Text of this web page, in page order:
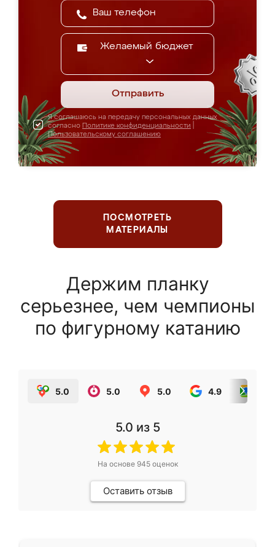
Желаемый бюджет
Отправить
Я соглашаюсь на передачу персональных данных
согласно Политике конфиденциальности
Пользовательскому соглашению
ПОСМОТРЕТЬ
МАТЕРИАЛЫ
Держим планку
серьезнее, чем чемпионы
по фигурному катанию
5.0 5.0 5.0 4.9
5.0 из 5
На основе 945оценок
Оставить отзыв